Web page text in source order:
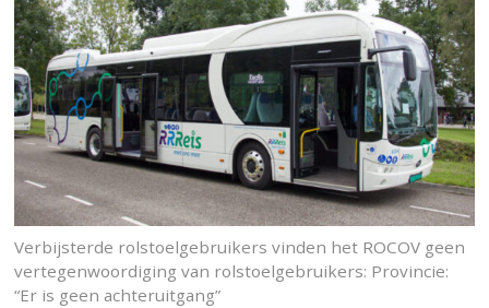
Verbijsterde rolstoelgebruikers vinden het ROCOV geen
vertegenwoordiging van rolstoelgebruikers: Provincie:
“Er is geen achteruitgang”